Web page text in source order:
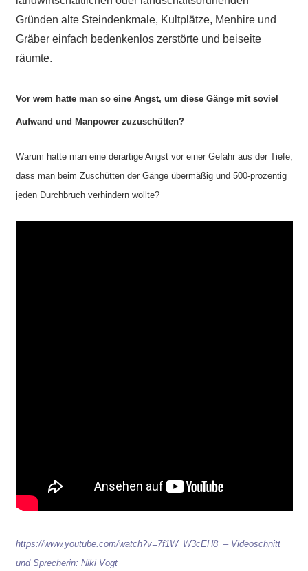
Gründen alte Steindenkmale, Kultplätze, Menhire und
Gräber einfach bedenkenlos zerstörte und beiseite
räumte.
Vor wem hatte man so eine Angst, um diese Gänge mit soviel
Aufwand und Manpower zuzuschütten?
Warum hatte man eine derartige Angst vor einer Gefahr aus der Tiefe,
dass man beim Zuschütten der Gänge übermäßig und 500-prozentig
jeden Durchbruch verhindern wollte?
https://www.youtube.com/watch?v=7f1W_W3cEH8 – Videoschnitt
und Sprecherin: Niki Vogt